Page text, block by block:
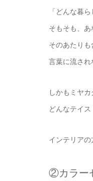
「どんな暮
そもそも、
そのあたりも
言葉に流され
しかもミヤ
どんなテイ
インテリアの
②カラー